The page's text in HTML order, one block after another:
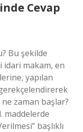
Cevap
Bu şekilde
idari makam, en
yapılan
zaman başlar?
maddelerde
başlıklı